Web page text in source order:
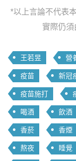
*以上言論不代表
實際仍
王若昱 營
疫苗 新冠
疫苗施打
喝酒 飲酒
香菸 香煙
熬夜 睡覺